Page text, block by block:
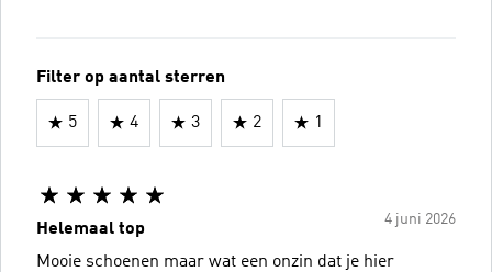
Filter op aantal sterren
5 4 3 2 1
4 juni 2026
Helemaal top
Mooie schoenen maar wat een onzin dat je hier